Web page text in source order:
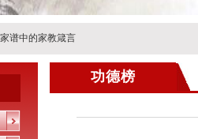
谱中的家教箴言
功德榜